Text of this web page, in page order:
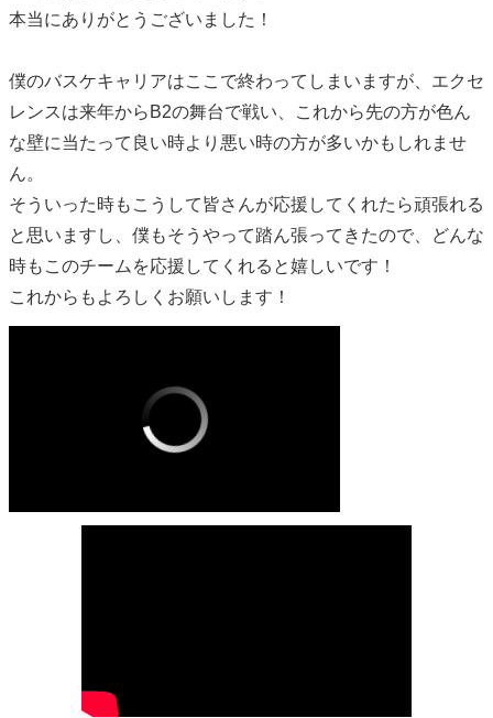
本当にありがとうございました！
僕のバスケキャリアはここで終わってしまいますが、エクセ
レンスは来年からB2の舞台で戦い、これから先の方が色ん
な壁に当たって良い時より悪い時の方が多いかもしれませ
ん。
そういった時もこうして皆さんが応援してくれたら頑張れる
と思いますし、僕もそうやって踏ん張ってきたので、どんな
時もこのチームを応援してくれると嬉しいです！
これからもよろしくお願いします！